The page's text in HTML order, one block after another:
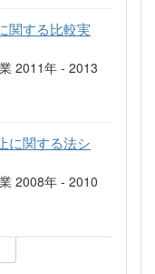
関する比較実
2011年 - 2013
に関する法シ
2008年 - 2010